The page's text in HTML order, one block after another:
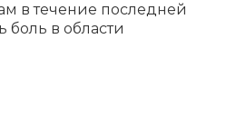
в течение последней
боль в области